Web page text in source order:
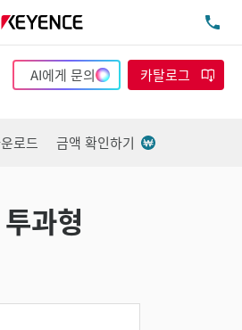
AI에게 문의 카탈로그
로드 금액 확인하기
과형